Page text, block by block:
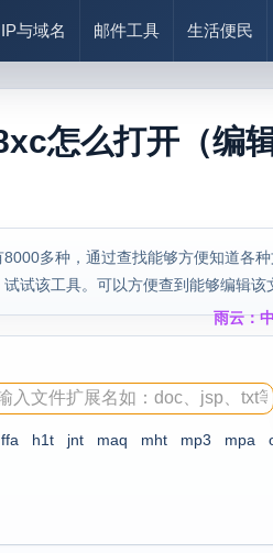
IP与域名 邮件工具 生活便民
怎么打开（编
多种，通过查找能够方便知道各
试该工具。可以方便查到能够编辑该
雨云：
ffa h1t jnt maq mht mp3 mpa